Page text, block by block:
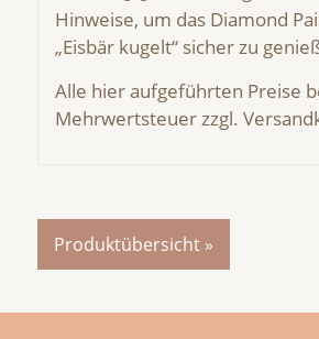
Hinweise, um das Diamond
„Eisbär kugelt“ sicher zu
Alle hier aufgeführten Preise
Mehrwertsteuer zzgl.
Produktübersicht »